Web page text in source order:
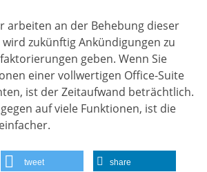
arbeiten an der Behebung dieser
zukünftig Ankündigungen zu
geben. Wenn Sie
einer vollwertigen Office-Suite
ist der Zeitaufwand beträchtlich.
auf viele Funktionen, ist die
tweet share